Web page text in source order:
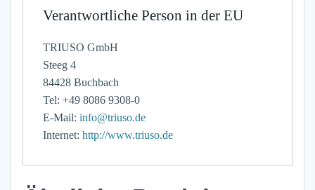
Verantwortliche Person in der EU
TRIUSO GmbH
Steeg 4
84428 Buchbach
Tel: +49 8086 9308-0
E-Mail: info@triuso.de
Internet: http://www.triuso.de